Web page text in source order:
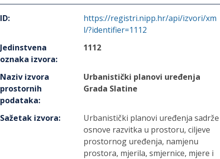
ID:
https://registri.nipp.hr/api/izvori/xm
l/?identifier=1112
Jedinstvena
oznaka izvora:
1112
Naziv izvora
prostornih
podataka:
Urbanistički planovi uređenja
Grada Slatine
Sažetak izvora:
Urbanistički planovi uređenja sadrže
osnove razvitka u prostoru, ciljeve
prostornog uređenja, namjenu
prostora, mjerila, smjernice, mjere i